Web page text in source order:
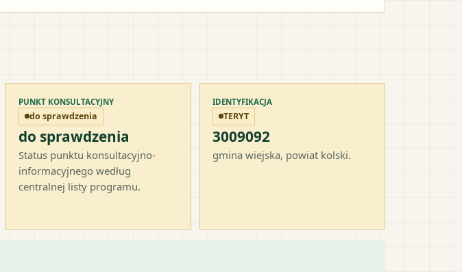
PUNKT KONSULTACYJNY
do sprawdzenia
do sprawdzenia
Status punktu konsultacyjno-
informacyjnego według
centralnej listy programu.
IDENTYFIKACJA
TERYT
3009092
gmina wiejska, powiat kolski.